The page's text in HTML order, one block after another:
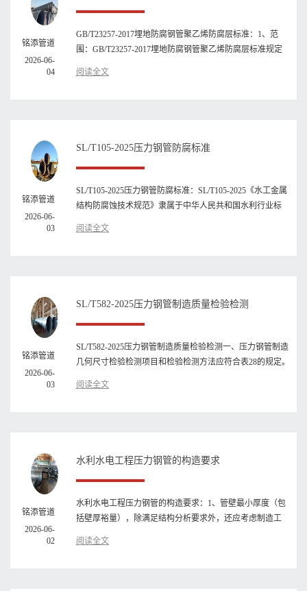
铭添管道
2026-06-
04
GB/T23257-2017埋地防腐钢管聚乙烯防腐层标准：1、范
围：GB/T23257-2017埋地防腐钢管聚乙烯防腐层标准规定
阅读全文
铭添管道
2026-06-
03
SL/T105-2025压力钢管防腐标准
SL/T105-2025压力钢管防腐标准：SL/T105-2025《水工金属
结构防腐蚀技术规范》隶属于中华人民共和国水利行业标
阅读全文
铭添管道
2026-06-
03
SL/T582-2025压力钢管制造质量检验检测
SL/T582-2025压力钢管制造质量检验检测一、压力钢管制造
几何尺寸检验检测项目和检验检测方法应符合表28的规定。
阅读全文
铭添管道
2026-06-
02
水利水电工程压力钢管的构造要求
水利水电工程压力钢管的构造要求：1、管壁最小厚度（包
括壁厚裕量），除满足结构分析要求外，还应考虑制造工
阅读全文